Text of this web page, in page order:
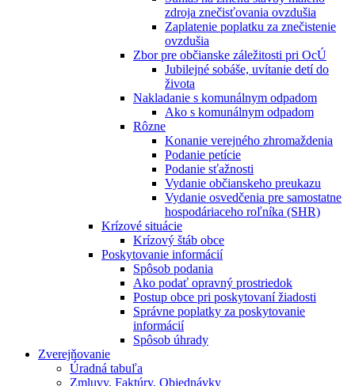
zdroja znečisťovania ovzdušia
Zaplatenie poplatku za znečistenie
ovzdušia
Zbor pre občianske záležitosti pri OcÚ
Jubilejné sobáše, uvítanie detí do
života
Nakladanie s komunálnym odpadom
Ako s komunálnym odpadom
Rôzne
Konanie verejného zhromaždenia
Podanie petície
Podanie sťažnosti
Vydanie občianskeho preukazu
Vydanie osvedčenia pre samostatne
hospodáriaceho roľníka (SHR)
Krízové situácie
Krízový štáb obce
Poskytovanie informácií
Spôsob podania
Ako podať opravný prostriedok
Postup obce pri poskytovaní žiadosti
Správne poplatky za poskytovanie
informácií
Spôsob úhrady
Zverejňovanie
Úradná tabuľa
Zmluvy, Faktúry, Objednávky